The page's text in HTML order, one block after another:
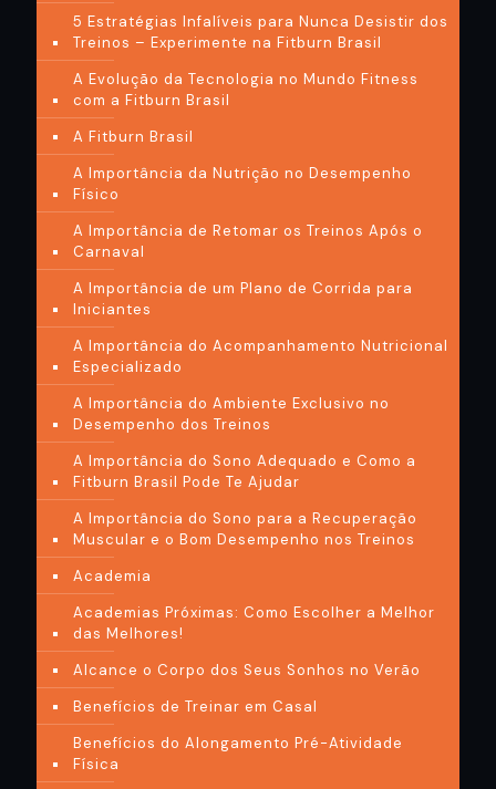
5 Estratégias Infalíveis para Nunca Desistir dos
Treinos – Experimente na Fitburn Brasil
A Evolução da Tecnologia no Mundo Fitness
com a Fitburn Brasil
A Fitburn Brasil
A Importância da Nutrição no Desempenho
Físico
A Importância de Retomar os Treinos Após o
Carnaval
A Importância de um Plano de Corrida para
Iniciantes
A Importância do Acompanhamento Nutricional
Especializado
A Importância do Ambiente Exclusivo no
Desempenho dos Treinos
A Importância do Sono Adequado e Como a
Fitburn Brasil Pode Te Ajudar
A Importância do Sono para a Recuperação
Muscular e o Bom Desempenho nos Treinos
Academia
Academias Próximas: Como Escolher a Melhor
das Melhores!
Alcance o Corpo dos Seus Sonhos no Verão
Benefícios de Treinar em Casal
Benefícios do Alongamento Pré-Atividade
Física